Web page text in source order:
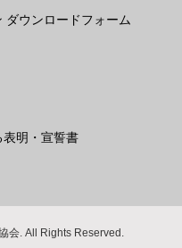
ダウンロードフォーム
明・宣誓書
会. All Rights Reserved.